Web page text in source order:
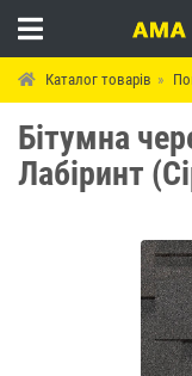
Каталог товарів
Бітумна
Лабіринт